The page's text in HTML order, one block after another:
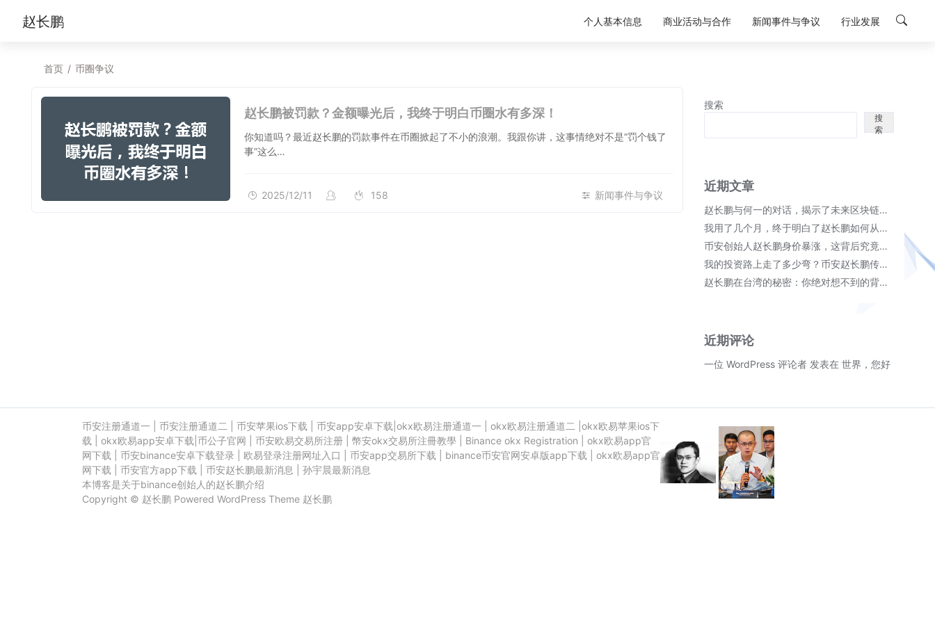
赵长鹏 个人基本信息 商业活动与合作 新闻事件与争议 行业发展
首页 / 币圈争议
赵长鹏被罚款？金额曝光后，我终于明白币圈水有多深！
你知道吗？最近赵长鹏的罚款事件在币圈掀起了不小的浪潮。我跟你讲，这事情绝对不是“罚个钱了
事”这么…
新闻事件与争议
2025/12/11 158
搜索
搜
索
近期文章
赵长鹏与何一的对话，揭示了未来区块链的无限可能！
我用了几个月，终于明白了赵长鹏如何从币安崛起成首富的秘密；
币安创始人赵长鹏身价暴涨，这背后究竟隐藏了哪些秘密？
我的投资路上走了多少弯？币安赵长鹏传奇故事细节全揭晓！
赵长鹏在台湾的秘密：你绝对想不到的背后故事！
近期评论
一位 WordPress 评论者 发表在 世界，您好！
币安注册通道一 币安注册通道二 币安苹果ios下载 币安app安卓下载 okx欧易注册通道一 okx欧易注册通道二
okx欧易苹果ios下
载
okx欧易app安卓下载 币公子官网 币安欧易交易所注册| 幣安okx交易所注冊教學| Binance okx Registration
okx欧易app官
网下载
币安binance安卓下载登录| 欧易登录注册网址入口 币安app交易所下载 binance币安官网安卓版app下载
okx欧易app官
网下载
币安官方app下载 币安赵长鹏最新消息
孙宇晨最新消息
本博客是关于binance创始人的赵长鹏介绍
Copyright © 赵长鹏Powered WordPressTheme 赵长鹏